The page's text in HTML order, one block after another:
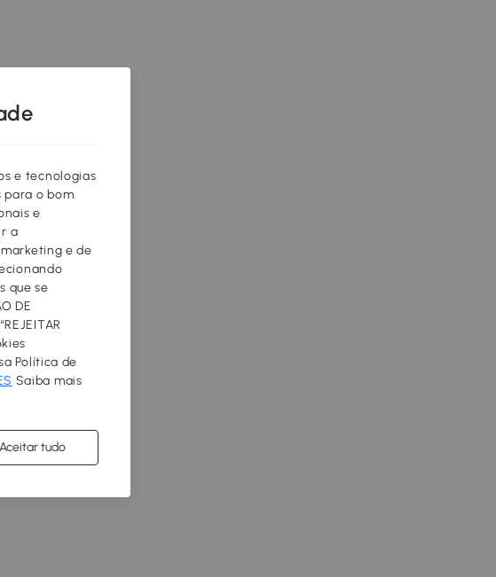
e tecnologias
para o bom
e
a
e de
que se
DE
Política de
Saiba mais
Aceitar tudo